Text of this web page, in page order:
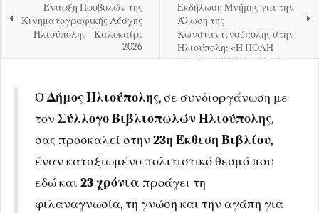
Έναρξη Προβολών της
Κινηματογραφικής Λέσχης
Ηλιούπολης - Καλοκαίρι
2026
Εκδήλωση Μνήμης για την
Άλωση της
Κωνσταντινούπολης στην
Ηλιούπολη: «Η ΠΟΛΗ
ΕΑΛΩ… Η ΜΝΗΜΗ ΟΧΙ»
ΟΔήμος Ηλιούπολης, σε συνδιοργάνωση με
τον Σύλλογο Βιβλιοπωλών Ηλιούπολης,
σας προσκαλεί στην 23η Έκθεση Βιβλίου,
έναν καταξιωμένο πολιτιστικό θεσμό που
εδώ και 23 χρόνια προάγει τη
φιλαναγνωσία, τη γνώση και την αγάπη για